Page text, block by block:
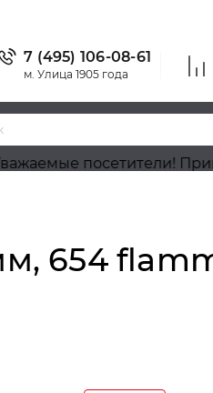
7 (495) 106-08-61
м. Улица 1905 года
посетители! Приносим
654